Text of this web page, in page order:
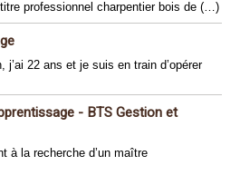
titre professionnel charpentier bois de (…)
j’ai 22 ans et je suis en train d’opérer
- BTS Gestion et
à la recherche d’un maître